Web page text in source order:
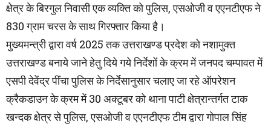
क्षेत्र के बिरगुल निवासी एक व्यक्ति को पुलिस, एसओजी व एएनटीएफ ने
830 ग्राम चरस के साथ गिरफ्तार किया है।
मुख्यमन्त्री द्वारा वर्ष 2025 तक उत्तराखण्ड प्रदेश को नशामुक्त
उत्तराखण्ड बनाये जाने हेतु दिये गये निर्देशों के क्रम में जनपद चम्पावत में
एसपी देवेंद्र पींचा पुलिस के निर्देसानुसार चलाए जा रहे ऑपरेशन
क्रैकडाउन के क्रम में 30 अक्टूबर को थाना पाटी क्षेत्रान्तर्गत टाक
खन्दक क्षेत्र से पुलिस, एसओजी व एएनटीएफ टीम द्वारा गोपाल सिंह